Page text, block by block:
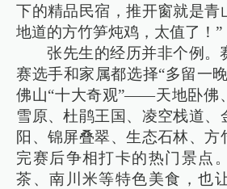
下的精品民宿，推开窗就是青
地道的方竹笋炖鸡，太值了！”
张先生的经历并非个例。
赛选手和家属都选择“多留一
佛山“十大奇观”——天地卧佛
雪原、杜鹃王国、凌空栈道、
阳、锦屏叠翠、生态石林、方
完赛后争相打卡的热门景点
茶、南川米等特色美食，也